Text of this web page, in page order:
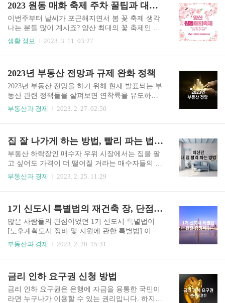
못하는 해프닝들이 발생하였습니다. 그러한 일들
이 끊이지 않고 발생하..
해 군항제 벚꽃 축제 장소 : 창원시 진해구 중원로
터리 일원 기간 : 2023.3.25(토) ~ 2023.4.3(일) 요금
: 무료 교통, 숙박, 식당 등 아래 군항제 홈페이지
참고 진해군항제 홈페이지 바로가기 일정표에 맞
춰 진해 군항제를 모두 즐길 수 있다면 더할 나위
꼭 봐야 할 행사 몇 가지를 추려볼 텐데요...
2023 원동 매화 축제 주차 꿀팁과 대중 교통
이번주부터 날씨가 포근해지면서 봄 꽃 축제 생각
나는 분들 많이 계시죠? 양산 최대의 꽃 축제인 원
동 매화 축제는 기간이 3월 11일과 12일 이틀뿐이
제 정보 2. 대중교통 바로가기 3. 주차 꿀팁 바로가
기 매화 축제 순매원 바로가기 1. 양산 원동 매화
축제 정보 축제명 : 2023 양산 원동 매화 축제 입장
료 : 무료 축제 기간 : 2023년 3월 11일 ~ 3월 12일
개방 기간 : 2023년 3월 1일 ~ 3월 25일 개방 시간 :
이틀이라 사..
생활 정보 2023. 3. 11. 03:27
2023년 부동산 전망과 규제 완화 정책
2023년 부동산 전망을 하기 위해 현재 발표되는 부
동산 관련 정책들을 살펴보면 연착륙을 유도하는
듯한 모습의 규제 완화를 보이고 있지만 실상을 들
책과 부동산전망 부동산 연착륙 정책 얼마 전 출시
한 특례 보금자리의 경우 별 효과 없을 거라는 전문
가들의 예상과는 달리 1주일 만에 9조 3천억 원 규
모의 신청이 몰려들어 서버 폭주 사태까지 겪었으
며 출시 3주 차에는 연간 공급 목표의 3분의 1을 넘
년 부동산 전망. 지금 바로 시작하겠습니다. 1. 특
례 보금자리 정책 출시되..
부동산과 경제 2023. 2. 27. 02:50
집 잘 나가게 하는 방법, 빨리 파는 법 총정리
부동산 하락장인 매수자 우위 시장에서는 집을 팔
고 싶어도 가격이 더 떨어질 거라는 매수자들의 심
리로 인해 집을 팔기가 만만치 않습니다. 그래서 준
매수자 5. 끝맺음 1. 타이밍을 잘 잡아라 요즘 특례
보금자리 정책이 출시된 이후로 집값 하락세가 조
금 주춤한 게 느껴지시나요? 느껴지신다면 여러분
들도 손해 없이 내 집을 빨리 팔 수 있는 기막힌 타
이밍을 잡을 수 있습니다. 시세 확인은 필수 호갱노
5억 2천 정도로 실거래가를 유지하고 있다면 하락
장..
부동산과 경제 2023. 2. 25. 11:29
1기 신도시 특별법의 재건축 장, 단점 총정리
많은 사람들의 관심이었던 1기 신도시 특별법이
[노후계획도시 정비 및 지원에 관한 특별법] 이란
이름으로 23년 2월 7일에 발표되었습니다. 재건축
란? 1기 신도시는 분당, 산본, 평촌, 일산 등의 (부
산 좌동, 대전 둔산, 광주 상무) 지역에서 90년대 초
에 건설된 아파트 지역들을 말하는데 이들 중 대부
부동산과 경제 2023. 2. 20. 15:31
금리 인하 요구권 신청 방법
금리 인하 요구권은 은행에 자금을 융통한 국민이
라면 누구나가 이용할 수 있는 권리입니다. 하지만